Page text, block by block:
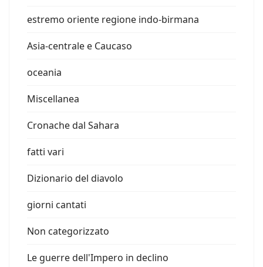
estremo oriente regione indo-birmana
Asia-centrale e Caucaso
oceania
Miscellanea
Cronache dal Sahara
fatti vari
Dizionario del diavolo
giorni cantati
Non categorizzato
Le guerre dell'Impero in declino